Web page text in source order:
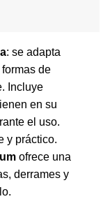
: se adapta
de
Incluye
en su
el uso.
y práctico.
ofrece una
derrames y